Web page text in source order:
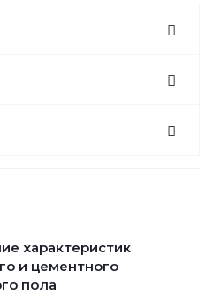
характеристик
и цементного
пола